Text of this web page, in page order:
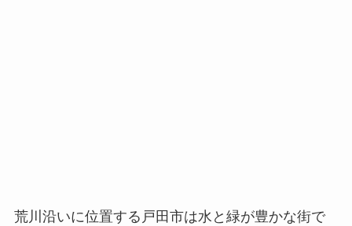
荒川沿いに位置する戸田市は水と緑が豊かな街で